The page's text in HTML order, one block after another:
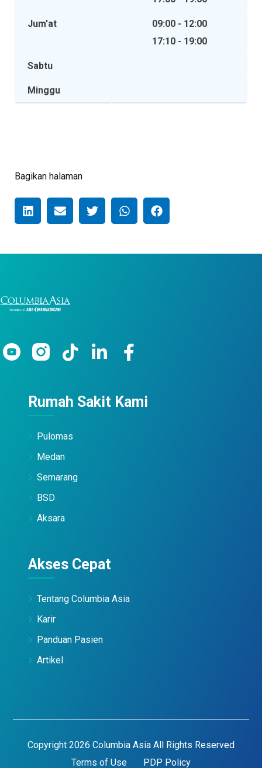
Jum'at
09:00 - 12:00
17:10 - 19:00
Sabtu
Minggu
Bagikan halaman
Rumah Sakit Kami
Pulomas
Medan
Semarang
BSD
Aksara
Akses Cepat
Tentang Columbia Asia
Karir
Panduan Pasien
Artikel
Copyright 2026 Columbia Asia All Rights Reserved
Terms of Use
PDP Policy